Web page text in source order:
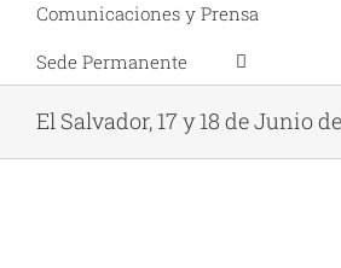
Comunicaciones y Prensa
Sede Permanente
El Salvador, 17 y 18 de Junio